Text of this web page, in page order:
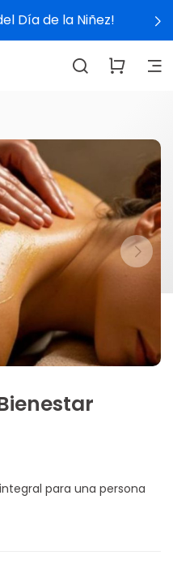
Día de la Niñez!
para una persona